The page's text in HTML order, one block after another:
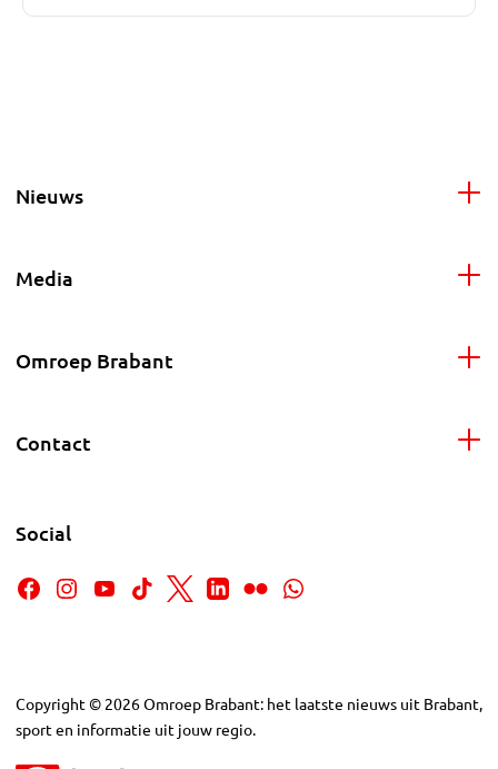
Nieuws
Media
Omroep Brabant
Contact
Social
Copyright © 2026Omroep Brabant: het laatste nieuws uit Brabant,
sport en informatie uit jouw regio.